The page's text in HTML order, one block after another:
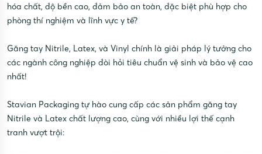
hóa chất, độ bền cao, đảm bảo an toàn, đặc biệt phù hợp cho
phòng thí nghiệm và lĩnh vực y tế?
Găng tay Nitrile, Latex, và Vinyl chính là giải pháp lý tưởng cho
các ngành công nghiệp đòi hỏi tiêu chuẩn vệ sinh và bảo vệ cao
nhất!
Stavian Packaging tự hào cung cấp các sản phẩm găng tay
Nitrile và Latex chất lượng cao, cùng với nhiều lợi thế cạnh
tranh vượt trội: